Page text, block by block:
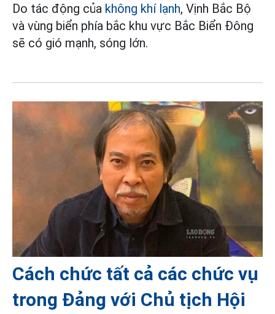
Do tác động của không khí lạnh, Vịnh Bắc Bộ
và vùng biển phía bắc khu vực Bắc Biển Đông
sẽ có gió mạnh, sóng lớn.
Cách chức tất cả các chức vụ
trong Đảng với Chủ tịch Hội